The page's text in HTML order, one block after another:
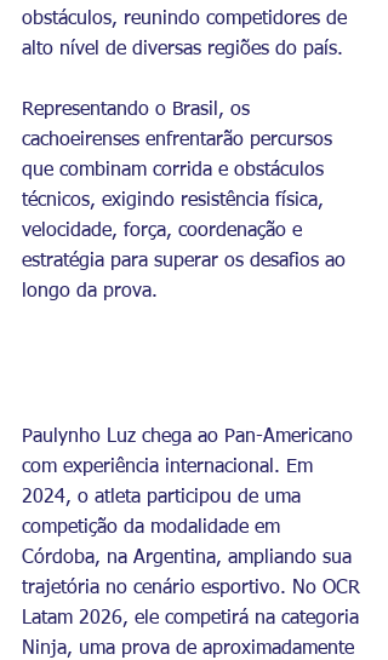
obstáculos, reunindo competidores de
alto nível de diversas regiões do país.
Representando o Brasil, os
cachoeirenses enfrentarão percursos
que combinam corrida e obstáculos
técnicos, exigindo resistência física,
velocidade, força, coordenação e
estratégia para superar os desafios ao
longo da prova.
Paulynho Luz chega ao Pan-Americano
com experiência internacional. Em
2024, o atleta participou de uma
competição da modalidade em
Córdoba, na Argentina, ampliando sua
trajetória no cenário esportivo. No OCR
Latam 2026, ele competirá na categoria
Ninja, uma prova de aproximadamente